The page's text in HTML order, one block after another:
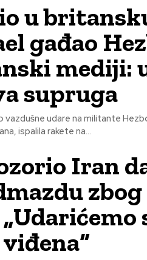
u
gađao
mediji:
supruga
udare na militante
ispalila rakete na...
Iran